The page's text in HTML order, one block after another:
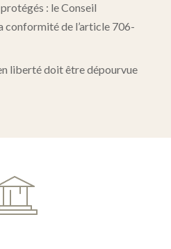
: le Conseil
de l’article 706-
liberté doit être dépourvue